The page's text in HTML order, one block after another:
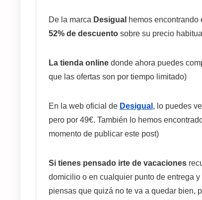
De la marca Desigual hemos encontrando
52% de descuento sobre su precio
La tienda online donde ahora puedes
que las ofertas son por tiempo limitado)
En la web oficial de Desigual , lo puedes
pero por 49€. También lo hemos
momento de publicar este post)
Si tienes pensado irte de vacaciones
domicilio o en cualquier punto de entrega
piensas que quizá no te va a quedar bien,